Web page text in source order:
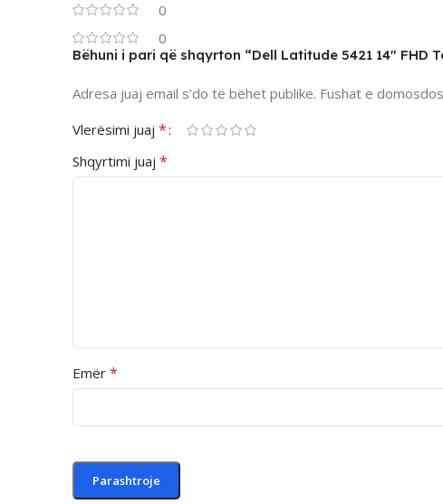
0
0
Bëhuni i pari që shqyrton “Dell Latitude 5421 14″ FHD
Adresa juaj email s’do të bëhet publike. Fushat e
Vlerësimi juaj *
Shqyrtimi juaj *
Emër *